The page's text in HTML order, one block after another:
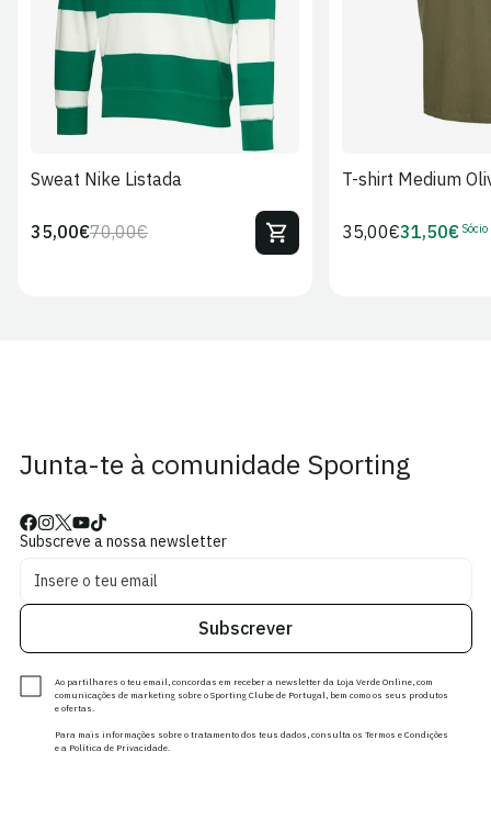
Sweat Nike Listada
Preço
70,00€Preço
35,00€
T-shirt Medium
Preço
35,00€Preço
31,50€ Sócio
Junta-te à comunidade Sporting
Subscreve a nossa newsletter
Subscrever
Ao partilhares o teu email, concordas em receber a newsletter da Loja Verde Online, com
comunicações de marketing sobre o Sporting Clube de Portugal, bem como os seus produtos
e ofertas.
Para mais informações sobre o tratamento dos teus dados, consulta os Termos e Condições
e a Política de Privacidade.